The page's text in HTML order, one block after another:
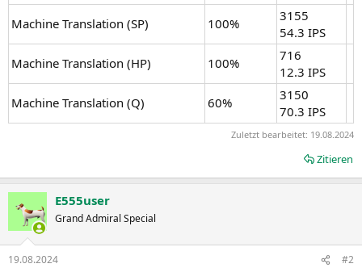
Machine Translation (SP)
100%
3155
54.3 IPS
Machine Translation (HP)
100%
716
12.3 IPS
Machine Translation (Q)
60%
3150
70.3 IPS
Zuletzt bearbeitet: 19.08.2024
Zitieren
E555user
Grand Admiral Special
19.08.2024 #2